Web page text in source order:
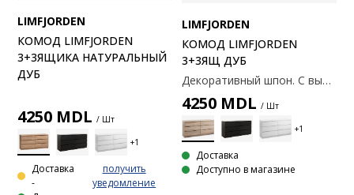
LIMFJORDEN
КОМОД LIMFJORDEN
3+3ЯЩИКА НАТУРАЛЬНЫЙ
ДУБ
4250 MDL / Шт
Доставка
-
получить
уведомление
LIMFJORDEN
КОМОД LIMFJORDEN
3+3ЯЩ ДУБ
Декоративный шпон. С выдвижными ящиками. 161х48х79 см.
4250 MDL / Шт
Доставка
Доступно в магазине